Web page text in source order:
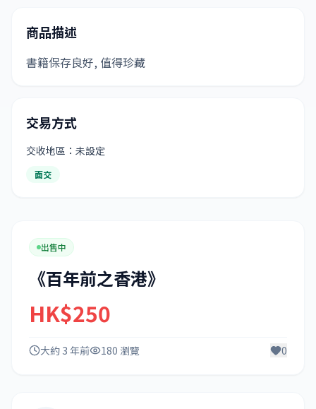
商品描述
書籍保存良好, 值得珍藏
交易方式
交收地區：未設定
面交
出售中
《百年前之香港》
HK$250
大約 3 年前 180 瀏覽 0